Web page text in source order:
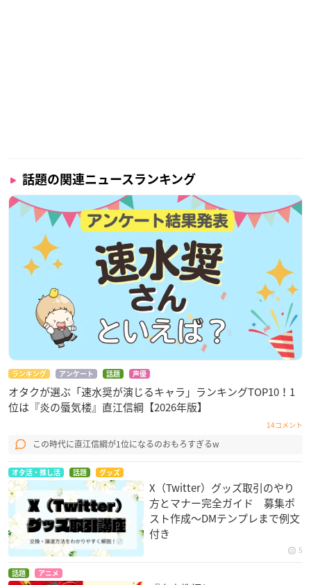
話題の関連ニュースランキング
ランキング アンケート 話題 声優
オタクが選ぶ「速水奨が演じるキャラ」ランキングTOP10！1
位は『炎の蜃気楼』直江信綱【2026年版】
14コメント
この時代に直江信綱が1位になるのおもろすぎるw
オタ活・推し活 話題 グッズ
X（Twitter）グッズ取引のやり
方とマナー完全ガイド 募集ポ
スト作成〜DMテンプレまで例文
付き
5
話題 アニメ